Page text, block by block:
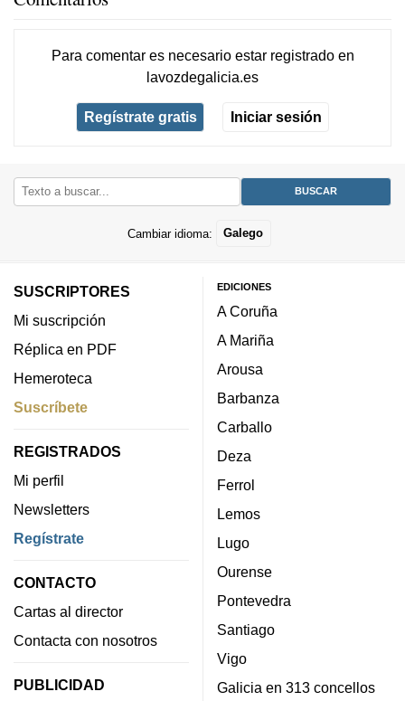
Para comentar es necesario estar registradoen
lavozdegalicia.es
Regístrate gratis Iniciar sesión
Cambiar idioma: Galego
SUSCRIPTORES
Mi suscripción
Réplica en PDF
Hemeroteca
Suscríbete
REGISTRADOS
Mi perfil
Newsletters
Regístrate
CONTACTO
Cartas al director
Contacta con nosotros
PUBLICIDAD
EDICIONES
A Coruña
A Mariña
Arousa
Barbanza
Carballo
Deza
Ferrol
Lemos
Lugo
Ourense
Pontevedra
Santiago
Vigo
Galicia en 313 concellos